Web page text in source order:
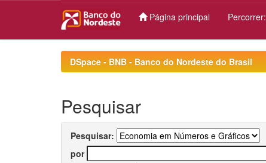
Página principal Percorrer:
DSpace - BNB - Banco do Nordeste do Brasil
Pesquisar
Pesquisar:
por